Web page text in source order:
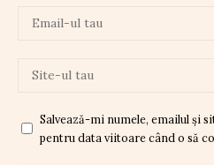
Salvează-mi numele, emailul și
pentru data viitoare când o să